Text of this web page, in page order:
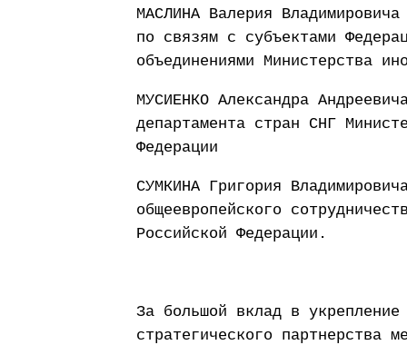
МАСЛИНА Валерия
по связям с субъектами
объединениями Министерства
МУСИЕНКО Александра
департамента стран СНГ
Федерации
СУМКИНА Григория
общеевропейского
Российской Федерации.
За большой вклад в укрепление
стратегического партнерства